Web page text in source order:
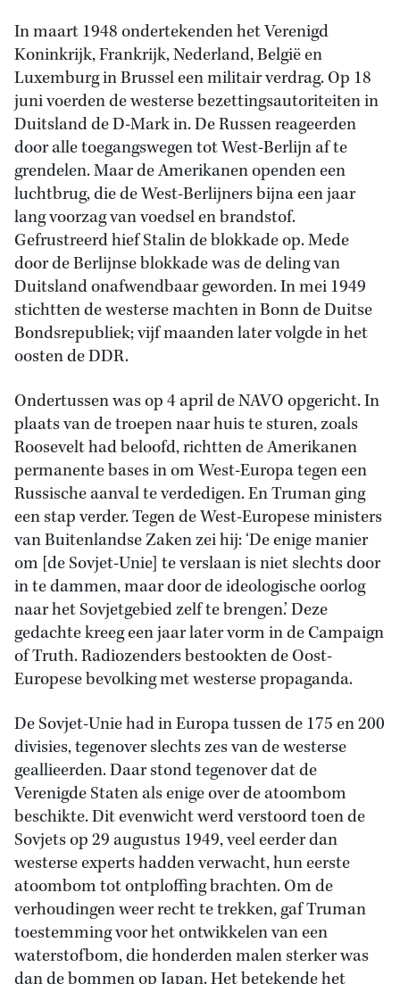
In maart 1948 ondertekenden het Verenigd
Koninkrijk, Frankrijk, Nederland, België en
Luxemburg in Brussel een militair verdrag. Op 18
juni voerden de westerse bezettingsautoriteiten in
Duitsland de D-Mark in. De Russen reageerden
door alle toegangswegen tot West-Berlijn af te
grendelen. Maar de Amerikanen openden een
luchtbrug, die de West-Berlijners bijna een jaar
lang voorzag van voedsel en brandstof.
Gefrustreerd hief Stalin de blokkade op. Mede
door de Berlijnse blokkade was de deling van
Duitsland onafwendbaar geworden. In mei 1949
stichtten de westerse machten in Bonn de Duitse
Bondsrepubliek; vijf maanden later volgde in het
oosten de DDR.
Ondertussen was op 4 april de NAVO opgericht. In
plaats van de troepen naar huis te sturen, zoals
Roosevelt had beloofd, richtten de Amerikanen
permanente bases in om West-Europa tegen een
Russische aanval te verdedigen. En Truman ging
een stap verder. Tegen de West-Europese ministers
van Buitenlandse Zaken zei hij: ‘De enige manier
om [de Sovjet-Unie] te verslaan is niet slechts door
in te dammen, maar door de ideologische oorlog
naar het Sovjetgebied zelf te brengen.’ Deze
gedachte kreeg een jaar later vorm in de Campaign
of Truth. Radiozenders bestookten de Oost-
Europese bevolking met westerse propaganda.
De Sovjet-Unie had in Europa tussen de 175 en 200
divisies, tegenover slechts zes van de westerse
geallieerden. Daar stond tegenover dat de
Verenigde Staten als enige over de atoombom
beschikte. Dit evenwicht werd verstoord toen de
Sovjets op 29 augustus 1949, veel eerder dan
westerse experts hadden verwacht, hun eerste
atoombom tot ontploffing brachten. Om de
verhoudingen weer recht te trekken, gaf Truman
toestemming voor het ontwikkelen van een
waterstofbom, die honderden malen sterker was